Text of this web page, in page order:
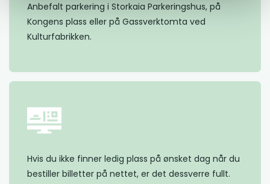
Anbefalt parkering i Storkaia Parkeringshus, på
Kongens plass eller på Gassverktomta ved
Kulturfabrikken.
Hvis du ikke finner ledig plass på ønsket dag når du
bestiller billetter på nettet, er det dessverre fullt.